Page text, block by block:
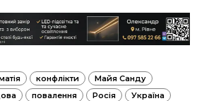
конфлікти
Майя Санду
повалення Росія Україна